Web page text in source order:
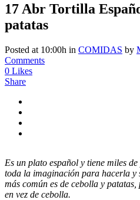
17 Abr Tortilla
patatas
Posted at 10:00h in COMIDAS by
Comments
0 Likes
Share
Es un plato español y tiene miles
toda la imaginación para hacerla y
más común es de cebolla y
en vez de cebolla.